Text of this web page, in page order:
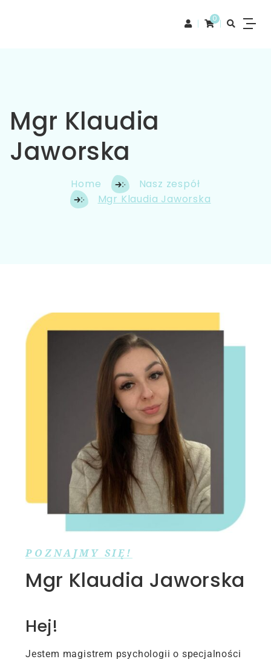
0
Mgr Klaudia
Jaworska
Home
Nasz zespół
Mgr Klaudia Jaworska
POZNAJMY SIĘ!
Mgr Klaudia Jaworska
Hej!
Jestem magistrem psychologii o specjalności